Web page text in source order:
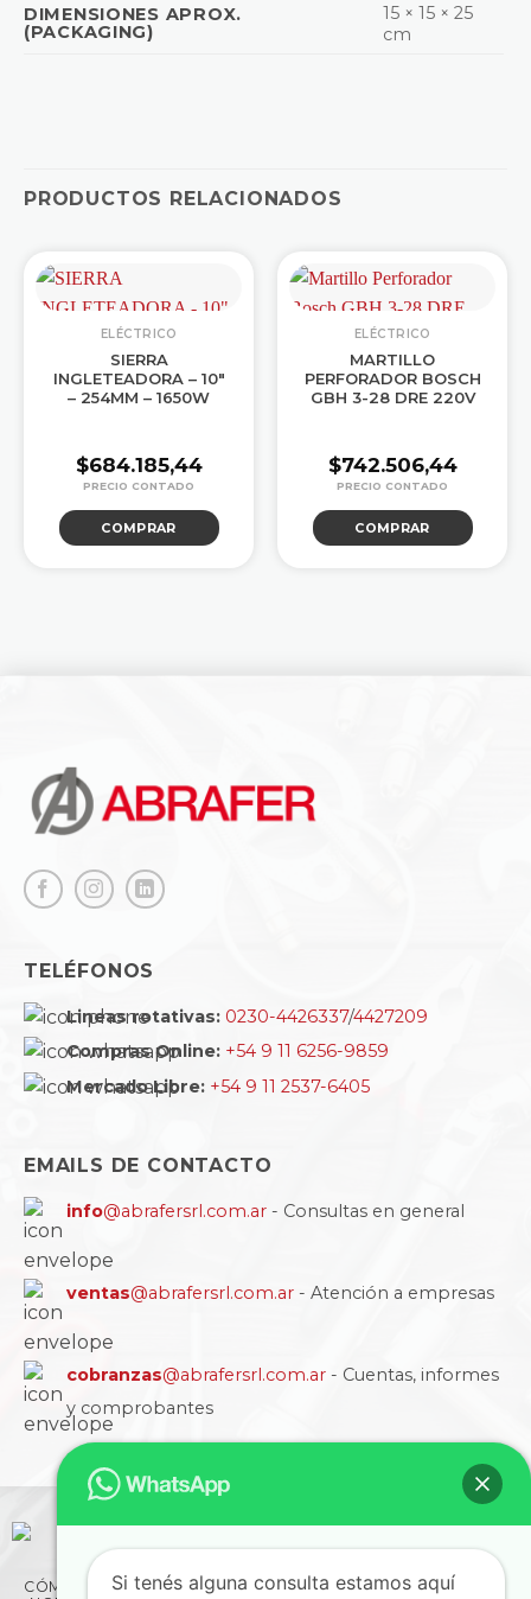
DIMENSIONES APROX.
(PACKAGING)
15 × 15 × 25
cm
PRODUCTOS RELACIONADOS
ELÉCTRICO
SIERRA
INGLETEADORA – 10″
– 254MM – 1650W
$684.185,44
COMPRAR
ELÉCTRICO
MARTILLO
PERFORADOR BOSCH
GBH 3-28 DRE 220V
$742.506,44
COMPRAR
TELÉFONOS
Lineas rotativas: 0230-4426337/4427209
Compras Online: +54 9 11 6256-9859
Mercado Libre: +54 9 11 2537-6405
EMAILS DE CONTACTO
info@abrafersrl.com.ar - Consultas en general
ventas@abrafersrl.com.ar - Atención a empresas
cobranzas@abrafersrl.com.ar - Cuentas, informes
y comprobantes
CÓMO COMPRAR CONDICIONES
LA EMPRESA
Si tenés alguna consulta estamos aquí